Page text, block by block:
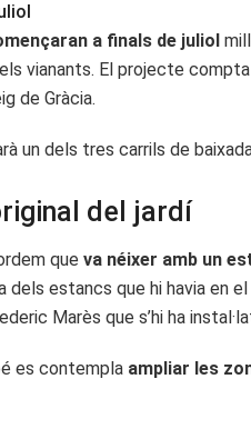
a finals de juliol
vianants. El projecte
de Gràcia.
un dels tres carrils de
del jardí
que va néixer amb un
estancs que hi havia en
Marès que s’hi ha
es contempla ampliar les